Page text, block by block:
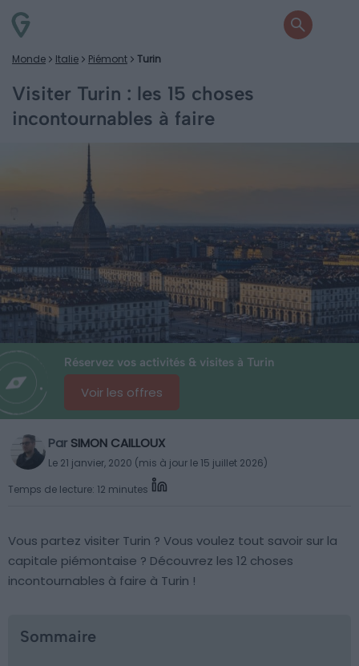
Monde Italie Piémont Turin
Visiter Turin : les 15 choses
incontournables à faire
Réservez vos activités & visites à Turin
Voir les offres
Par SIMON CAILLOUX
Le 21 janvier, 2020 (mis à jour le 15 juillet 2026)
Temps de lecture: 12 minutes
Vous partez visiter Turin ? Vous voulez tout savoir sur la
capitale piémontaise ? Découvrez les 12 choses
incontournables à faire à Turin !
Sommaire